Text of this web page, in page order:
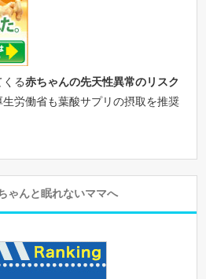
くる赤ちゃんの先天性異常のリスク
生労働省も葉酸サプリの摂取を推奨
ゃんと眠れないママへ